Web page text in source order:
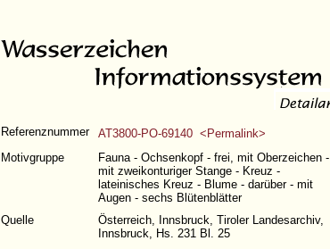
Referenznummer
AT3800-PO-69140 <Permalink>
Motivgruppe
Fauna - Ochsenkopf - frei, mit Oberzeichen -
mit zweikonturiger Stange - Kreuz -
lateinisches Kreuz - Blume - darüber - mit
Augen - sechs Blütenblätter
Quelle
Österreich, Innsbruck, Tiroler Landesarchiv,
Innsbruck, Hs. 231 Bl. 25